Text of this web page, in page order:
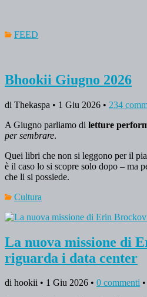
FEED
Bhookii Giugno 2026
di Thekaspa • 1 Giu 2026 • 234
A Giugno parliamo di letture
per sembrare.
Quei libri che non si leggono per il
è il caso lo si scopre solo dopo – ma
che li si possiede.
Cultura
La nuova missione di
riguarda i data center
di hookii • 1 Giu 2026 • 0 commenti •